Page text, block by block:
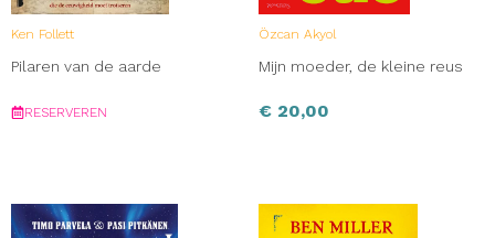
Ken Follett
Pilaren van de aarde
RESERVEREN
Özcan Akyol
Mijn moeder, de kleine reus
€ 20,00